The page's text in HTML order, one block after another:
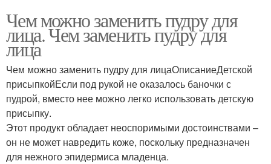
Чем можно заменить пудру для
лица. Чем заменить пудру для
лица
Чем можно заменить пудру для лицаОписаниеДетской
присыпкойЕсли под рукой не оказалось баночки с
пудрой, вместо нее можно легко использовать детскую
присыпку.
Этот продукт обладает неоспоримыми достоинствами –
он не может навредить коже, поскольку предназначен
для нежного эпидермиса младенца.